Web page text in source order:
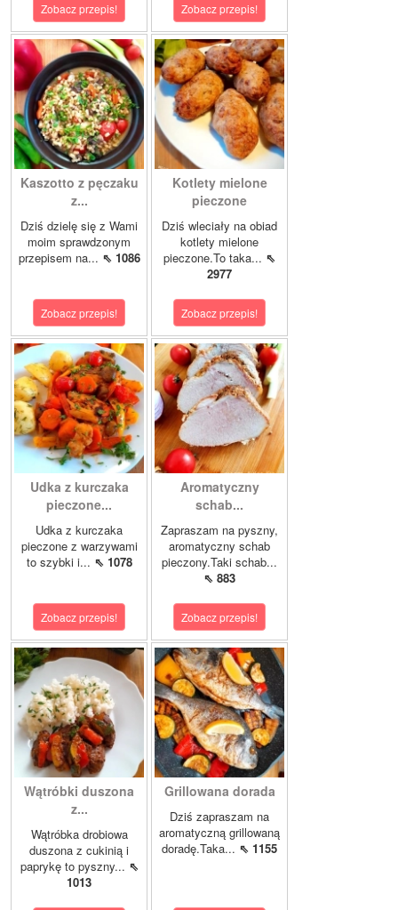
Zobacz przepis! Zobacz przepis!
Kaszotto z pęczaku
z...
Dziś dzielę się z Wami
moim sprawdzonym
przepisem na... ⇖ 1086
Zobacz przepis!
Kotlety mielone
pieczone
Dziś wleciały na obiad
kotlety mielone
pieczone.To taka... ⇖
2977
Zobacz przepis!
Udka z kurczaka
pieczone...
Udka z kurczaka
pieczone z warzywami
to szybki i... ⇖ 1078
Zobacz przepis!
Aromatyczny
schab...
Zapraszam na pyszny,
aromatyczny schab
pieczony.Taki schab...
⇖ 883
Zobacz przepis!
Wątróbki duszona
z...
Wątróbka drobiowa
duszona z cukinią i
paprykę to pyszny... ⇖
1013
Grillowana dorada
Dziś zapraszam na
aromatyczną grillowaną
doradę.Taka... ⇖ 1155